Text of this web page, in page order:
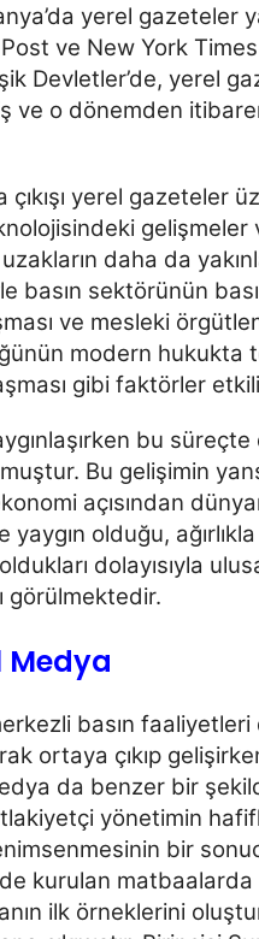
yerel gazeteler
ve New York
Devletler’de, yerel
ve o dönemden
çıkışı yerel gazeteler
gelişmeler
daha da
basın sektörünün
ve mesleki
modern hukukta
gibi faktörler
bu
Bu gelişimin
açısından
olduğu,
dolayısıyla
görülmektedir.
Medya
basın
ortaya çıkıp
da benzer bir
yönetimin
bir
kurulan matbaalarda
ilk örneklerini